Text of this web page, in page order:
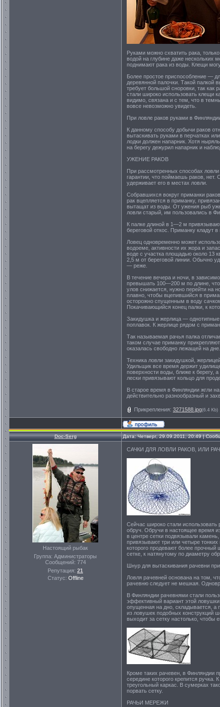
Руками можно схватить рака,
водой на глубине даже нескольких
поднимают рака из воды. Клещи
Более простое приспособление —
деревянной палочки. Такой палкой
требует большой сноровки, так как
стали широко использовать клещи
видимо, связана и с тем, что в
вовсе невозможно увидеть.
При ловле раков руками в
К данному способу добычи раков
вытаскивать руками в перчатках
лодки должен напарник. Хотя
на берегу дежурил напарник и
УЖЕНИЕ РАКОВ
При рассмотренных способах
гарантии, что поймаешь раков, нет.
удерживает его в местах ловли.
Собравшихся вокруг приманки
рак вцепляется в приманку,
вытащат из воды. От ужения рыб
ловли старый, им пользовались в
К палке длиной в 1—2 м
береговой откос. Приманку кладут
Ловец одновременно может
водоеме, активности их жора и
воде с участка площадью около 13
2,5 м от береговой линии. Обычно
— реже.
В течение вечера и ночи, в
превышать 100—200 м по длине,
улов снижается, нужно перейти на
плавно, чтобы вцепившийся в
осторожно спущенным в воду
Покачивающийся конец палки, к
Закидушка и жерлица —
поплавок. К жерлице рядом с
Так называемая рачья палка
таком случае приманку
оказалась свободно лежащей на дне.
Техника ловли закидушкой,
Удильщик все время держит
поверхности воды, ближе к берегу,
лески привязывают кольцо для
В старое время в Финляндии жгли
действительно разнообразный и
Прикрепления: 3271588.jpg(6.4 Kb)
Doc-Serg Дата: Четверг, 29.09.2011, 20:49 |
Настоящий рыбак
Группа: Администраторы
Сообщений: 774
Репутация: 21
Статус: Offline
САЧКИ ДЛЯ ЛОВЛИ РАКОВ, ИЛИ
Сейчас широко стали использовать
обруч. Обручи в настоящее время
в центре сетки подвязывали
привязывают три или четыре
которого продевают более
сетке, к натянутому по диаметру
Шнур для вытаскивания рачевни
Ловля рачевней основана на том,
рачевню следует не мешкая.
В Финляндии рачевнями стали
эффективный вариант этой
опущенная на дно, складывается, а
из ловушек подобных конструкций
выходит за сетку настолько, чтобы
Кроме таких рачевен, в Финляндии
середине которого крепится ручка.
треугольный каркас. В сумерках
порвать сетку.
РАЧЬИ МЕРЕЖИ